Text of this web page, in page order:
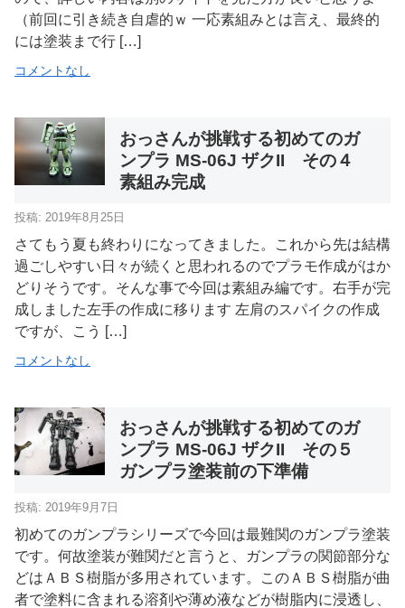
（前回に引き続き自虐的ｗ 一応素組みとは言え、最終的
には塗装まで行 […]
コメントなし
おっさんが挑戦する初めてのガ
ンプラ MS-06J ザクII その４
素組み完成
投稿: 2019年8月25日
さてもう夏も終わりになってきました。これから先は結構
過ごしやすい日々が続くと思われるのでプラモ作成がはか
どりそうです。そんな事で今回は素組み編です。右手が完
成しました左手の作成に移ります 左肩のスパイクの作成
ですが、こう […]
コメントなし
おっさんが挑戦する初めてのガ
ンプラ MS-06J ザクII その５
ガンプラ塗装前の下準備
投稿: 2019年9月7日
初めてのガンプラシリーズで今回は最難関のガンプラ塗装
です。何故塗装が難関だと言うと、ガンプラの関節部分な
どはＡＢＳ樹脂が多用されています。このＡＢＳ樹脂が曲
者で塗料に含まれる溶剤や薄め液などが樹脂内に浸透し、